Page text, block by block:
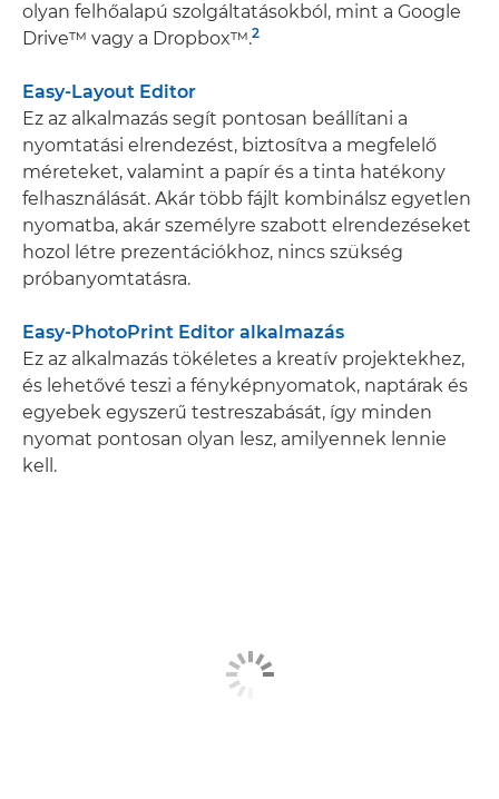
olyan felhőalapú szolgáltatásokból, mint a Google
Drive™ vagy a Dropbox™.2
Easy-Layout Editor
Ez az alkalmazás segít pontosan beállítani a
nyomtatási elrendezést, biztosítva a megfelelő
méreteket, valamint a papír és a tinta hatékony
felhasználását. Akár több fájlt kombinálsz egyetlen
nyomatba, akár személyre szabott elrendezéseket
hozol létre prezentációkhoz, nincs szükség
próbanyomtatásra.
Easy-PhotoPrint Editor alkalmazás
Ez az alkalmazás tökéletes a kreatív projektekhez,
és lehetővé teszi a fényképnyomatok, naptárak és
egyebek egyszerű testreszabását, így minden
nyomat pontosan olyan lesz, amilyennek lennie
kell.